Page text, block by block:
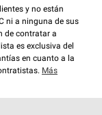
y no están
ni a ninguna de sus
de contratar a
es exclusiva del
en cuanto a la
Más